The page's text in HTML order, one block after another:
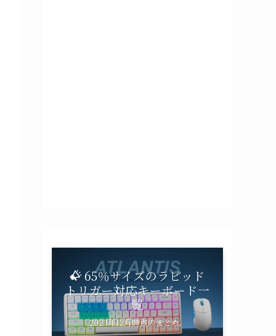
65％サイズのラピッド
トリガー対応キーボード一
覧
2023年12月時点のまとめ。